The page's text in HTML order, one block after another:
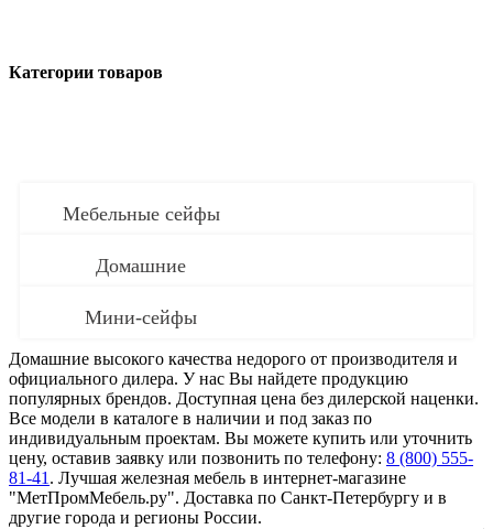
Категории товаров
Мебельные сейфы
Домашние
Мини-сейфы
Домашние высокого качества недорого от производителя и
официального дилера. У нас Вы найдете продукцию
популярных брендов. Доступная цена без дилерской наценки.
Все модели в каталоге в наличии и под заказ по
индивидуальным проектам. Вы можете купить или уточнить
цену, оставив заявку или позвонить по телефону: 8 (800) 555-
81-41 . Лучшая железная мебель в интернет-магазине
"МетПромМебель.ру". Доставка по Санкт-Петербургу и в
другие города и регионы России.